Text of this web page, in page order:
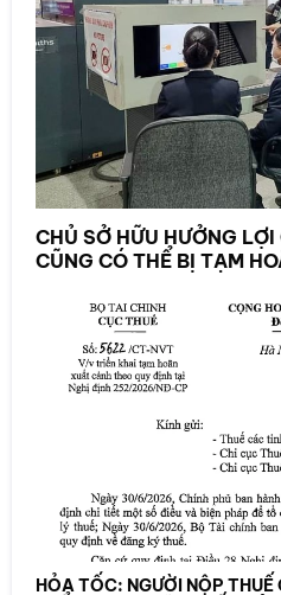
CHỦ SỞ HỮU HƯỞNG
CŨNG CÓ THỂ BỊ TẠM
HỎA TỐC: NGƯỜI NỘP